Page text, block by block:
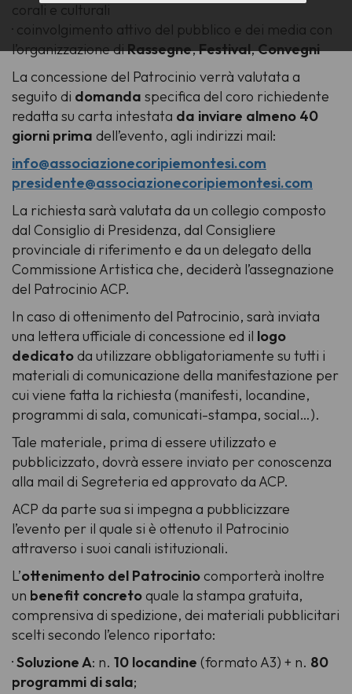
corali e culturali
· coinvolgimento attivo del pubblico e dei media con
l’organizzazione diRassegne,Festival,Convegni
La concessione del Patrocinio verrà valutata a
seguito di domanda specifica del coro richiedente
redatta su carta intestata da inviare almeno 40
giorni prima dell’evento, agli indirizzi mail:
info@associazionecoripiemontesi.com
presidente@associazionecoripiemontesi.com
La richiesta sarà valutata da un collegio composto
dal Consiglio di Presidenza, dal Consigliere
provinciale di riferimento e da un delegato della
Commissione Artistica che, deciderà l’assegnazione
del Patrocinio ACP.
In caso di ottenimento del Patrocinio, sarà inviata
una lettera ufficiale di concessione ed il logo
dedicatoda utilizzare obbligatoriamente su tutti i
materiali di comunicazione della manifestazione per
cui viene fatta la richiesta (manifesti, locandine,
programmi di sala, comunicati-stampa, social…).
Tale materiale, prima di essere utilizzato e
pubblicizzato, dovrà essere inviato per conoscenza
alla mail di Segreteria ed approvato da ACP.
ACP da parte sua si impegna a pubblicizzare
l’evento per il quale si è ottenuto il Patrocinio
attraverso i suoi canali istituzionali.
L’ottenimento del Patrociniocomporterà inoltre
un benefit concretoquale la stampa gratuita,
comprensiva di spedizione, dei materiali pubblicitari
scelti secondo l’elenco riportato:
·Soluzione A: n. 10 locandine (formato A3) + n. 80
programmi di sala;